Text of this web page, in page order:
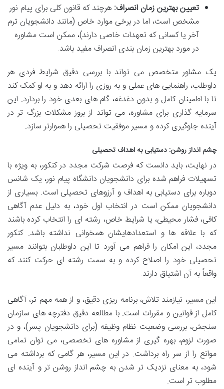
تعیین بهترین زمان انصراف: هرچند که قانون کلی برای پیام نور
مشخص است، اما در برخی موارد خاص (مانند دانشجویان ترم
آخر یا کسانی که تعهدات خاصی دارند)، ممکن است مشاوره
در مورد بهترین زمان بندی انصراف مفید باشد.
یک مشاور متخصص می تواند با بررسی دقیق شرایط فردی هر
داوطلب، راهنمایی های عملی و به روزی را ارائه دهد و به او کمک کند
تا با اطمینان کامل و بدون دغدغه، گام های بعدی خود را بردارد. این
سرمایه گذاری برای مشاوره، می تواند از بروز مشکلات بزرگ تر در
آینده جلوگیری کرده و مسیر موفقیت تحصیلی را هموارتر سازد.
چشم انداز روشن: دستیابی به اهداف تحصیلی
در نهایت، باید دانست که فرصت شرکت مجدد در کنکور، به ویژه با
تسهیلات فراهم شده برای دانشجویان دانشگاه پیام نور، یک شانس
دوباره برای دستیابی به اهداف و آرزوهای تحصیلی است. بسیاری از
دانشجویان ممکن است در انتخاب اول خود، به دلیل عدم آگاهی
کافی، فشار محیطی، یا شرایط خاص، رشته ای را انتخاب کرده باشند
که با علاقه ها و استعدادهایشان همخوانی نداشته باشد. کنکور
مجدد، این امکان را فراهم می آورد تا این داوطلبان بتوانند مسیر
تحصیلی خود را اصلاح کرده و به سمت رشته ای حرکت کنند که
واقعاً به آن اشتیاق دارند.
این مسیر، نیازمند تلاش، برنامه ریزی دقیق، و از همه مهم تر، آگاهی
کامل از قوانین و مقررات است. با مطالعه دقیق دفترچه های سازمان
سنجش، بررسی وضعیت نظام وظیفه (برای دانشجویان پسر)، و در
صورت لزوم، بهره گیری از مشاوره های تخصصی، می توان تمامی
موانع را از سر راه برداشت. در این مسیر، هر گامی که برداشته می
شود، به معنای نزدیک تر شدن به چشم انداز روشن تر و آینده ای
مطلوب تر است.